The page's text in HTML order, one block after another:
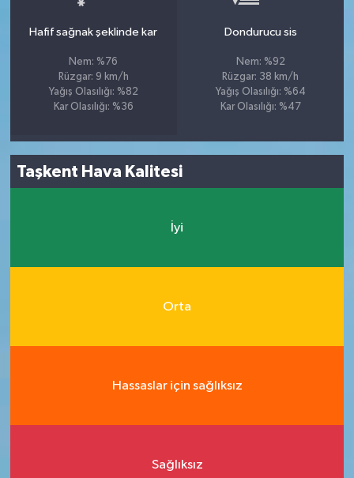
Hafif sağnak şeklinde kar
Nem: %76
Rüzgar: 9 km/h
Yağış Olasılığı: %82
Kar Olasılığı: %36
Dondurucu sis
Nem: %92
Rüzgar: 38 km/h
Yağış Olasılığı: %64
Kar Olasılığı: %47
Taşkent Hava Kalitesi
İyi
Orta
Hassaslar için sağlıksız
Sağlıksız